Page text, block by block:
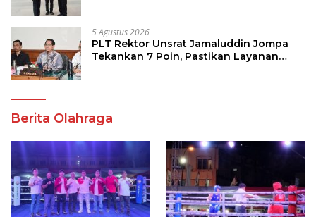
5 Agustus 2026
PLT Rektor Unsrat Jamaluddin Jompa
Tekankan 7 Poin, Pastikan Layanan
Berita Olahraga